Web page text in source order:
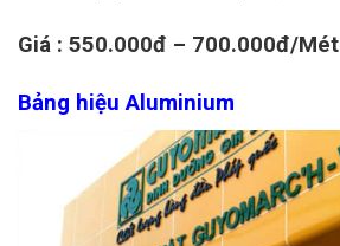
Giá : 550.000đ – 700.000đ/Mét
Bảng hiệu Aluminium